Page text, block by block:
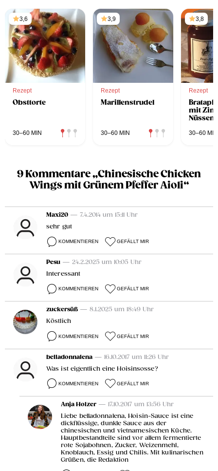
3,6
Rezept
Obsttorte
30–60 MIN
3,9
Rezept
Marillenstrudel
30–60 MIN
3,8
Rezept
mit
Nüssen
30–60 MIN
9 Kommentare „Chinesische Chicken
Wings mit Grünem Pfeffer Aioli“
Maxi20 — 7.4.2014 um 15:11 Uhr
sehr gut
KOMMENTIEREN GEFÄLLT MIR
Pesu — 24.2.2025 um 10:05 Uhr
Interessant
KOMMENTIEREN GEFÄLLT MIR
zuckersüß — 8.1.2025 um 18:49 Uhr
Köstlich
KOMMENTIEREN GEFÄLLT MIR
belladonnalena — 16.10.2017 um 11:26 Uhr
Was ist eigentlich eine Hoisinsosse?
KOMMENTIEREN GEFÄLLT MIR
Anja Holzer — 17.10.2017 um 13:56 Uhr
Liebe belladonnalena, Hoisin-Sauce ist eine
dickflüssige, dunkle Sauce aus der
chinesischen und vietnamesischen Küche.
Hauptbestandteile sind vor allem fermentierte
rote Sojabohnen, Zucker, Weizenmehl,
Knoblauch, Essig und Chilis. Mit kulinarischen
Grüßen, die Redaktion